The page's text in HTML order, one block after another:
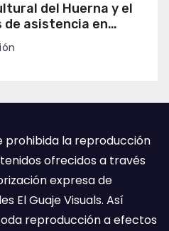
del Huerna y el
asistencia en
la reproducción
ofrecidos a través
expresa de
El Guaje Visuals. Así
reproducción a efectos